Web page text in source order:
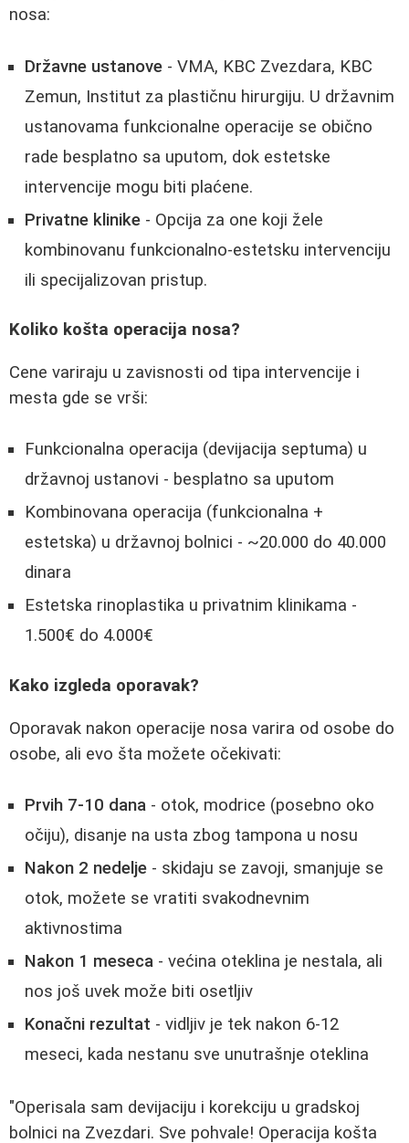
nosa:
Državne ustanove - VMA, KBC Zvezdara, KBC
Zemun, Institut za plastičnu hirurgiju. U državnim
ustanovama funkcionalne operacije se obično
rade besplatno sa uputom, dok estetske
intervencije mogu biti plaćene.
Privatne klinike - Opcija za one koji žele
kombinovanu funkcionalno-estetsku intervenciju
ili specijalizovan pristup.
Koliko košta operacija nosa?
Cene variraju u zavisnosti od tipa intervencije i
mesta gde se vrši:
Funkcionalna operacija (devijacija septuma) u
državnoj ustanovi - besplatno sa uputom
Kombinovana operacija (funkcionalna +
estetska) u državnoj bolnici - ~20.000 do 40.000
dinara
Estetska rinoplastika u privatnim klinikama -
1.500€ do 4.000€
Kako izgleda oporavak?
Oporavak nakon operacije nosa varira od osobe do
osobe, ali evo šta možete očekivati:
Prvih 7-10 dana - otok, modrice (posebno oko
očiju), disanje na usta zbog tampona u nosu
Nakon 2 nedelje - skidaju se zavoji, smanjuje se
otok, možete se vratiti svakodnevnim
aktivnostima
Nakon 1 meseca - većina oteklina je nestala, ali
nos još uvek može biti osetljiv
Konačni rezultat - vidljiv je tek nakon 6-12
meseci, kada nestanu sve unutrašnje oteklina
"Operisala sam devijaciju i korekciju u gradskoj
bolnici na Zvezdari. Sve pohvale! Operacija košta